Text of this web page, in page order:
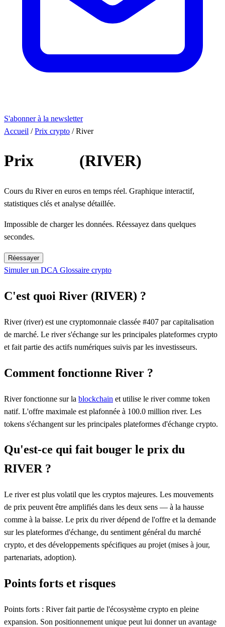
S'abonner à la newsletter
Accueil / Prix crypto / River
Prix (RIVER)
Cours du River en euros en temps réel. Graphique interactif,
statistiques clés et analyse détaillée.
Impossible de charger les données. Réessayez dans quelques
secondes.
Réessayer
Simuler un DCA Glossaire crypto
C'est quoi River (RIVER) ?
River (river) est une cryptomonnaie classée #407 par capitalisation
de marché. Le river s'échange sur les principales plateformes crypto
et fait partie des actifs numériques suivis par les investisseurs.
Comment fonctionne River ?
River fonctionne sur la blockchain et utilise le river comme token
natif. L'offre maximale est plafonnée à 100.0 million river. Les
tokens s'échangent sur les principales plateformes d'échange crypto.
Qu'est-ce qui fait bouger le prix du
RIVER ?
Le river est plus volatil que les cryptos majeures. Les mouvements
de prix peuvent être amplifiés dans les deux sens — à la hausse
comme à la baisse. Le prix du river dépend de l'offre et la demande
sur les plateformes d'échange, du sentiment général du marché
crypto, et des développements spécifiques au projet (mises à jour,
partenariats, adoption).
Points forts et risques
Points forts : River fait partie de l'écosystème crypto en pleine
expansion. Son positionnement unique peut lui donner un avantage